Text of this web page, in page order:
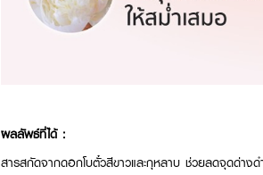
ผลลัพธ์ที่ได้ :
สารสกัดจากดอกโบตั๋วสีขาวและกุหลาบ ช่วยลดจุดด่างด